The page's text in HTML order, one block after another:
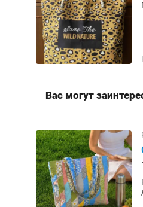
Вас могут